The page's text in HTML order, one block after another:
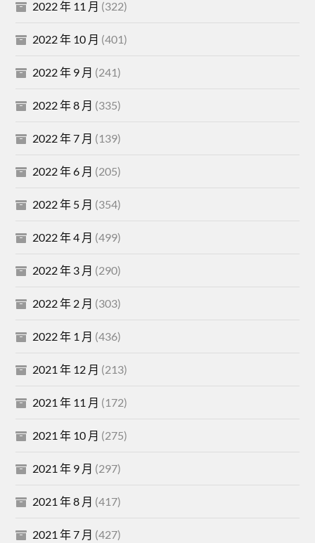
2022 年 11 月 (322)
2022 年 10 月 (401)
2022 年 9 月 (241)
2022 年 8 月 (335)
2022 年 7 月 (139)
2022 年 6 月 (205)
2022 年 5 月 (354)
2022 年 4 月 (499)
2022 年 3 月 (290)
2022 年 2 月 (303)
2022 年 1 月 (436)
2021 年 12 月 (213)
2021 年 11 月 (172)
2021 年 10 月 (275)
2021 年 9 月 (297)
2021 年 8 月 (417)
2021 年 7 月 (427)